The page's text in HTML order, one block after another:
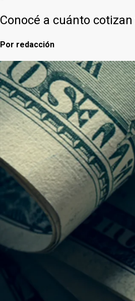
Conocé a cuánto
Por redacción